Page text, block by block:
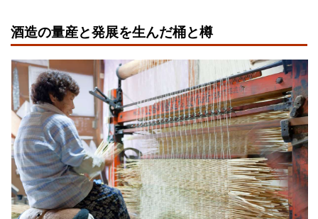
酒造の量産と発展を生んだ桶と樽